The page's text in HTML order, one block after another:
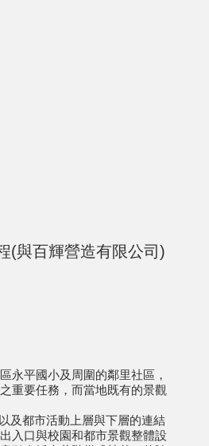
(與百輝營造有限公司)
永平國小及周圍的鄰里社區，
重要任務，而當地既有的景觀
及都市活動上層與下層的連結
入口與校園和都市景觀整體設